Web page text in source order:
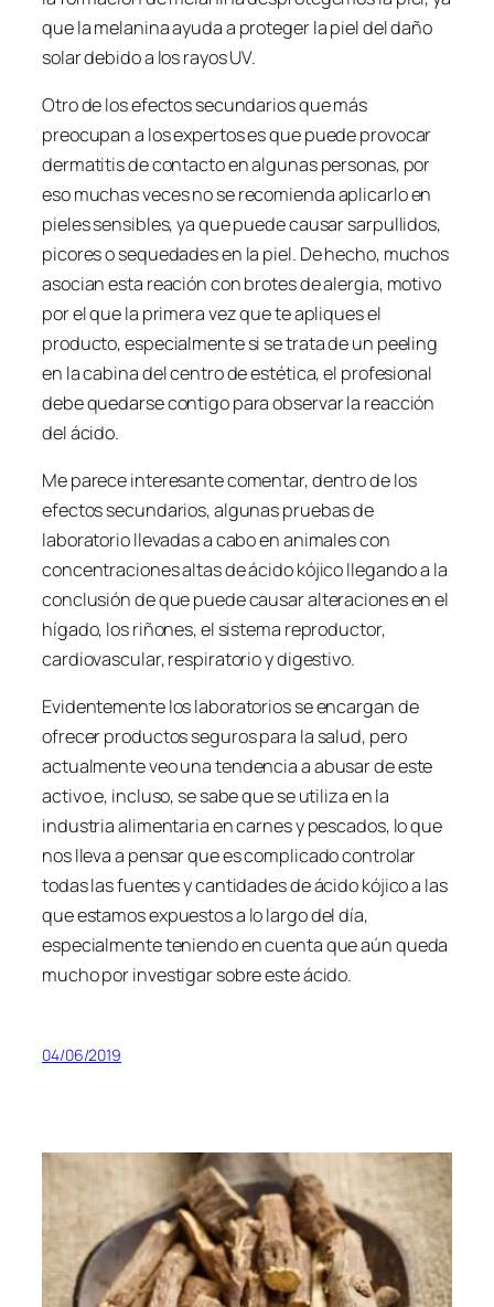
que la melanina ayuda a proteger la piel del daño
solar debido a los rayos UV.
Otro de los efectos secundarios que más
preocupan a los expertos es que puede provocar
dermatitis de contacto en algunas personas, por
eso muchas veces no se recomienda aplicarlo en
pieles sensibles, ya que puede causar sarpullidos,
picores o sequedades en la piel. De hecho, muchos
asocian esta reación con brotes de alergia, motivo
por el que la primera vez que te apliques el
producto, especialmente si se trata de un peeling
en la cabina del centro de estética, el profesional
debe quedarse contigo para observar la reacción
del ácido.
Me parece interesante comentar, dentro de los
efectos secundarios, algunas pruebas de
laboratorio llevadas a cabo en animales con
concentraciones altas de ácido kójico llegando a la
conclusión de que puede causar alteraciones en el
hígado, los riñones, el sistema reproductor,
cardiovascular, respiratorio y digestivo.
Evidentemente los laboratorios se encargan de
ofrecer productos seguros para la salud, pero
actualmente veo una tendencia a abusar de este
activo e, incluso, se sabe que se utiliza en la
industria alimentaria en carnes y pescados, lo que
nos lleva a pensar que es complicado controlar
todas las fuentes y cantidades de ácido kójico a las
que estamos expuestos a lo largo del día,
especialmente teniendo en cuenta que aún queda
mucho por investigar sobre este ácido.
04/06/2019